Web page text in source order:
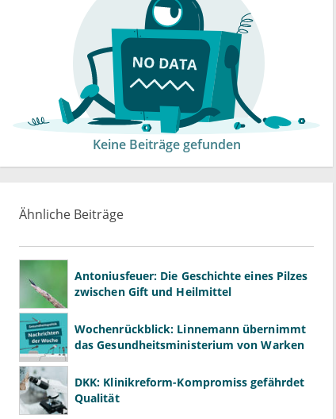
Keine Beiträge gefunden
Ähnliche Beiträge
Antoniusfeuer: Die Geschichte eines Pilzes
zwischen Gift und Heilmittel
Wochenrückblick: Linnemann übernimmt
das Gesundheitsministerium von Warken
DKK: Klinikreform-Kompromiss gefährdet
Qualität